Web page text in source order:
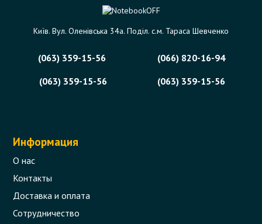
Київ. Вул. Оленівська 34а. Поділ. с.м. Тараса Шевченко
(063) 359-15-56
(066) 820-16-94
(063) 359-15-56
(063) 359-15-56
Информация
О нас
Контакты
Доставка и оплата
Сотрудничество